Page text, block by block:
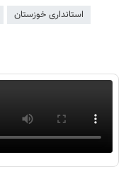
استانداری خوزستان